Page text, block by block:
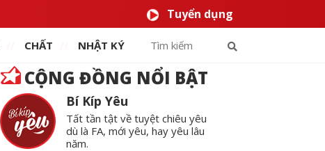
Tuyển dụng
CHẤT NHẬT KÝ
CỘNG ĐỒNG NỔI BẬT
Bí Kíp Yêu
Tất tần tật về tuyệt chiêu yêu
dù là FA, mới yêu, hay yêu lâu
năm.